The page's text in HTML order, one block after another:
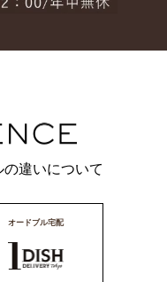
違いについて
オードブル宅配